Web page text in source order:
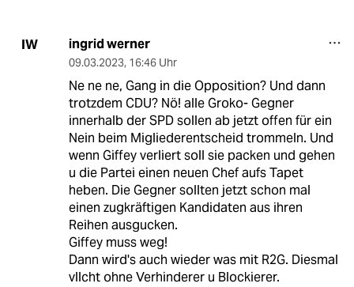
IW ingrid werner
09.03.2023, 16:46 Uhr
Ne ne ne, Gang in die Opposition? Und dann
trotzdem CDU? Nö! alle Groko- Gegner
innerhalb der SPD sollen ab jetzt offen für ein
Nein beim Migliederentscheid trommeln. Und
wenn Giffey verliert soll sie packen und gehen
u die Partei einen neuen Chef aufs Tapet
heben. Die Gegner sollten jetzt schon mal
einen zugkräftigen Kandidaten aus ihren
Reihen ausgucken.
Giffey muss weg!
Dann wird's auch wieder was mit R2G. Diesmal
vllcht ohne Verhinderer u Blockierer.